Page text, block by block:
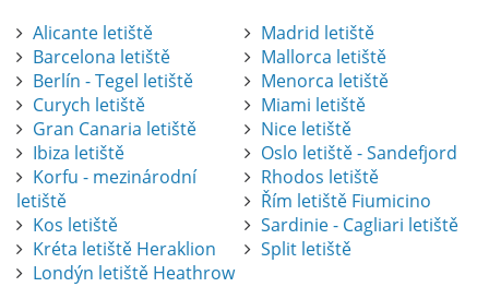
Alicante letiště
Barcelona letiště
Berlín - Tegel letiště
Curych letiště
Gran Canaria letiště
Ibiza letiště
Korfu - mezinárodní
letiště
Kos letiště
Kréta letiště Heraklion
Londýn letiště Heathrow
Madrid letiště
Mallorca letiště
Menorca letiště
Miami letiště
Nice letiště
Oslo letiště - Sandefjord
Rhodos letiště
Řím letiště Fiumicino
Sardinie - Cagliari letiště
Split letiště